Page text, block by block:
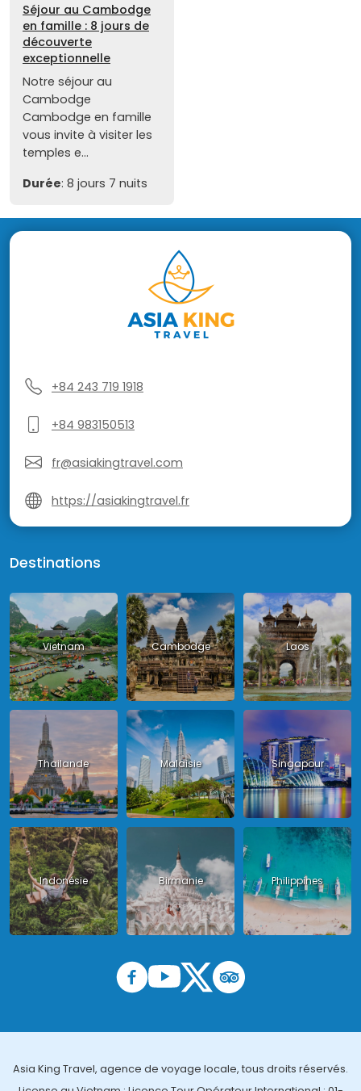
Séjour au Cambodge
en famille : 8 jours de
découverte
exceptionnelle
Notre séjour au
Cambodge
Cambodge en famille
vous invite à visiter les
temples e...
Durée: 8 jours 7 nuits
+84 243 719 1918
+84 983150513
fr@asiakingtravel.com
https://asiakingtravel.fr
Destinations
Vietnam Cambodge Laos
Thailande Malaisie Singapour
Indonésie Birmanie Philippines
Asia King Travel, agence de voyage locale, tous droits réservés.